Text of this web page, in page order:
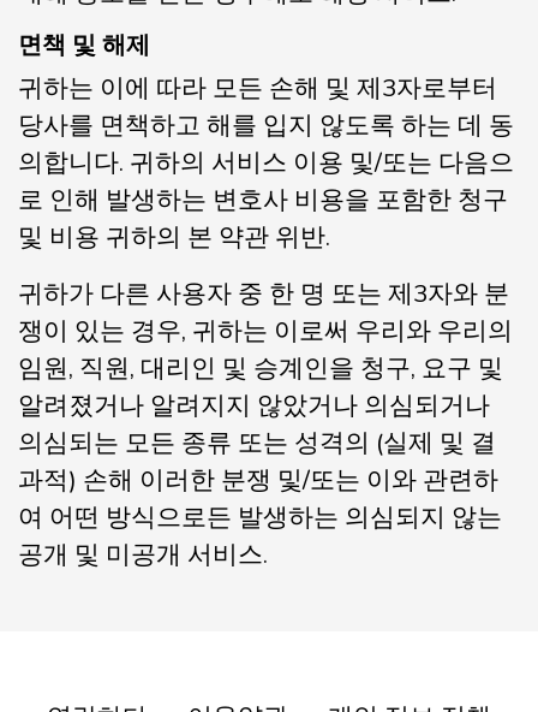
면책 및 해제
귀하는 이에 따라 모든 손해 및 제3자로부터
당사를 면책하고 해를 입지 않도록 하는 데 동
의합니다. 귀하의 서비스 이용 및/또는 다음으
로 인해 발생하는 변호사 비용을 포함한 청구
및 비용 귀하의 본 약관 위반.
귀하가 다른 사용자 중 한 명 또는 제3자와 분
쟁이 있는 경우, 귀하는 이로써 우리와 우리의
임원, 직원, 대리인 및 승계인을 청구, 요구 및
알려졌거나 알려지지 않았거나 의심되거나
의심되는 모든 종류 또는 성격의 (실제 및 결
과적) 손해 이러한 분쟁 및/또는 이와 관련하
여 어떤 방식으로든 발생하는 의심되지 않는
공개 및 미공개 서비스.